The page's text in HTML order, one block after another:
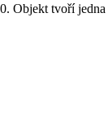
tvoří